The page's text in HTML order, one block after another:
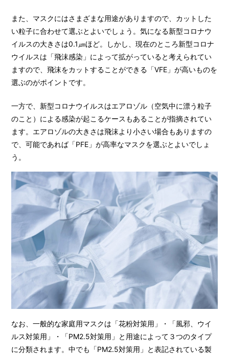
また、マスクにはさまざまな用途がありますので、カットした
い粒子に合わせて選ぶとよいでしょう。気になる新型コロナウ
イルスの大きさは0.1㎛ほど。しかし、現在のところ新型コロナ
ウイルスは「飛沫感染」によって拡がっていると考えられてい
ますので、飛沫をカットすることができる「VFE」が高いものを
選ぶのがポイントです。
一方で、新型コロナウイルスはエアロゾル（空気中に漂う粒子
のこと）による感染が起こるケースもあることが指摘されてい
ます。エアロゾルの大きさは飛沫より小さい場合もありますの
で、可能であれば「PFE」が高率なマスクを選ぶとよいでしょ
う。
なお、一般的な家庭用マスクは「花粉対策用」・「風邪、ウイ
ルス対策用」・「PM2.5対策用」と用途によって３つのタイプ
に分類されます。中でも「PM2.5対策用」と表記されている製